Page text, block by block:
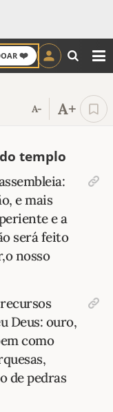
❤️
A- A+
templo
e mais
e a
será feito
nosso
Deus: ouro,
como
de pedras